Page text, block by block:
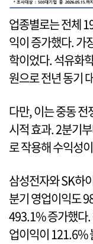
업종별로는 전체
익이 증가했다. 가
학이었다. 석유화
원으로 전년 동기
다만, 이는 중동 전
시적 효과. 2분기
로 작용해 수익성
삼성전자와 SK하
분기 영업이익도
493.1% 증가했다.
업이익이 121.6%